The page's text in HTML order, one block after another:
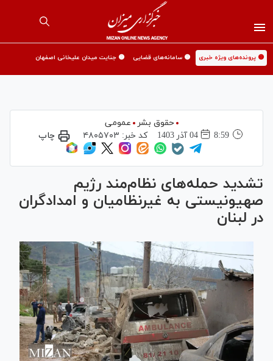
🟡 پرونده‌های ویژه خبری 🟡 سامانه‌های قضایی 🟡 جنایت میدان علیخانی اصفهان
حقوق بشر
عمومی
8:59
04 آذر 1403 کد خبر: ۴۸۰۵۷۰۳ چاپ
تشدید حمله‌های نظام‌مند رژیم
صهیونیستی به غیرنظامیان و امدادگران
در لبنان